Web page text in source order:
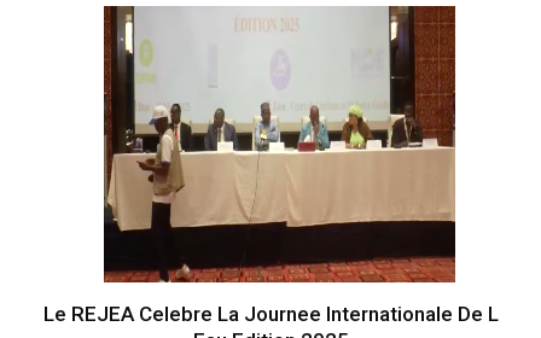
Le REJEA Celebre La Journee Internationale De L